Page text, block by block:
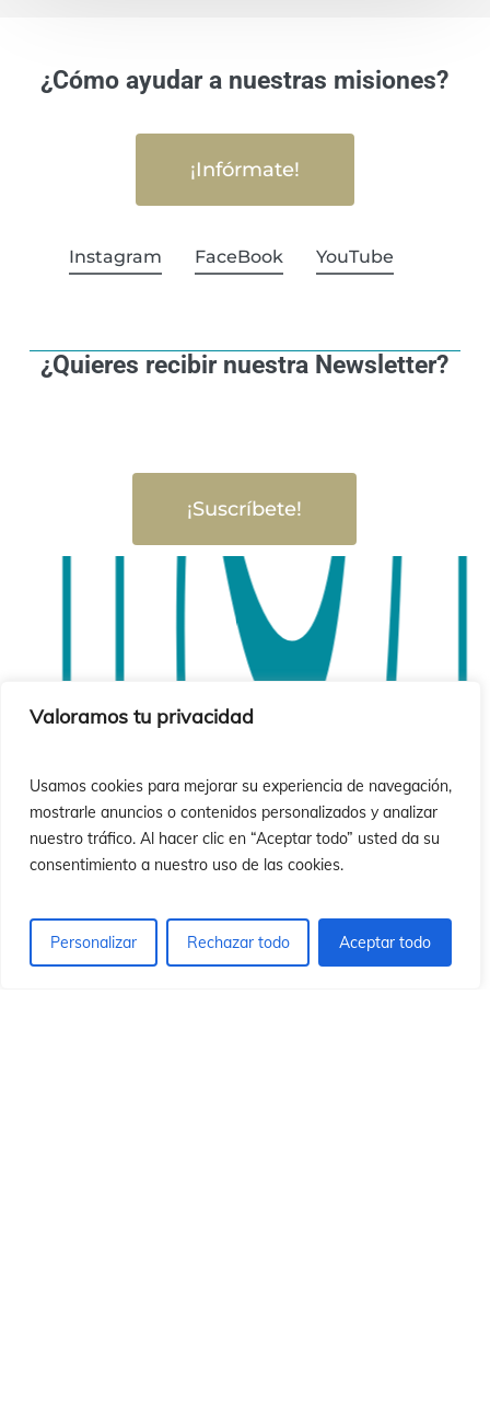
Valoramos tu privacidad
Usamos cookies para mejorar su experiencia de navegación,
mostrarle anuncios o contenidos personalizados y analizar
nuestro tráfico. Al hacer clic en “Aceptar todo” usted da su
consentimiento a nuestro uso de las cookies.
Personalizar Rechazar todo Aceptar todo
¿Cómo ayudar a nuestras misiones?
¡Infórmate!
Instagram FaceBook YouTube
¿Quieres recibir nuestra Newsletter?
¡Suscríbete!